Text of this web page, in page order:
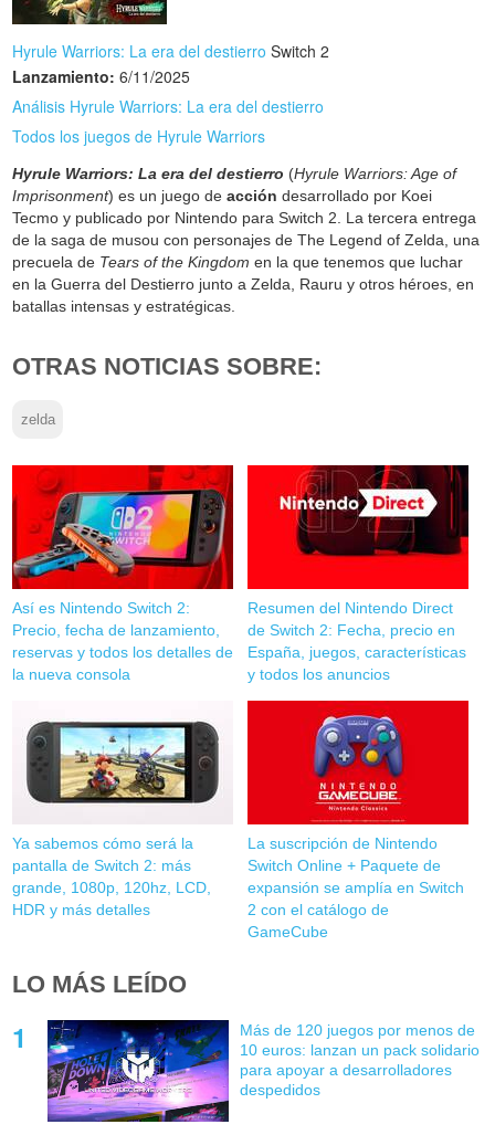
Hyrule Warriors: La era del destierro Switch 2
Lanzamiento: 6/11/2025
Análisis Hyrule Warriors: La era del destierro
Todos los juegos de Hyrule Warriors
Hyrule Warriors: La era del destierro (Hyrule Warriors: Age of
Imprisonment) es un juego deacción desarrollado por Koei
Tecmo y publicado por Nintendo para Switch 2. La tercera entrega
de la saga de musou con personajes de The Legend of Zelda, una
precuela de Tears of the Kingdom en la que tenemos que luchar
en la Guerra del Destierro junto a Zelda, Rauru y otros héroes, en
batallas intensas y estratégicas.
OTRAS NOTICIAS SOBRE:
zelda
Así es Nintendo Switch 2:
Precio, fecha de lanzamiento,
reservas y todos los detalles de
la nueva consola
Resumen del Nintendo Direct
de Switch 2: Fecha, precio en
España, juegos, características
y todos los anuncios
Ya sabemos cómo será la
pantalla de Switch 2: más
grande, 1080p, 120hz, LCD,
HDR y más detalles
La suscripción de Nintendo
Switch Online + Paquete de
expansión se amplía en Switch
2 con el catálogo de
GameCube
LO MÁS LEÍDO
Más de 120 juegos por menos de
10 euros: lanzan un pack solidario
para apoyar a desarrolladores
despedidos